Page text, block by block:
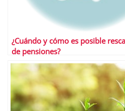
¿Cuándo y cómo es posible
de pensiones?